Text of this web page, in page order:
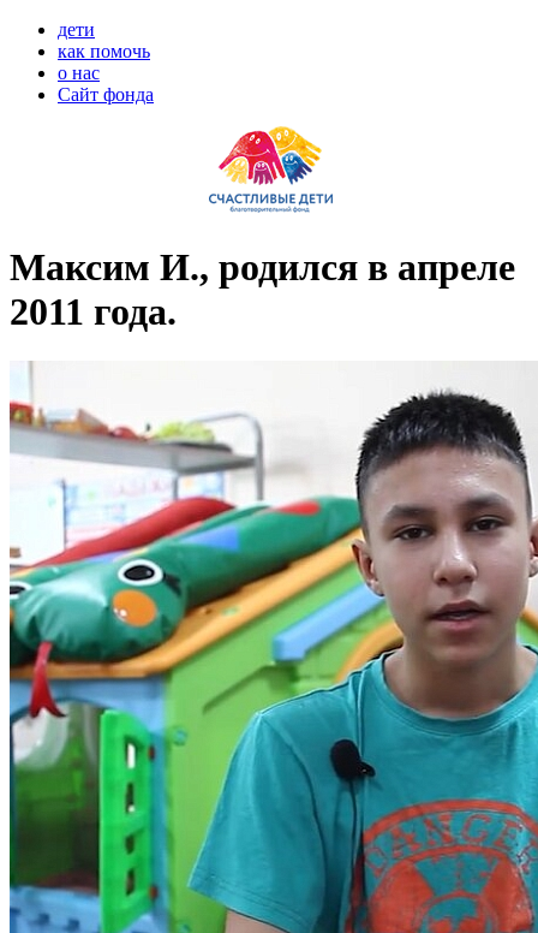
дети
как помочь
о нас
Сайт фонда
Максим И., родился в апреле
2011 года.